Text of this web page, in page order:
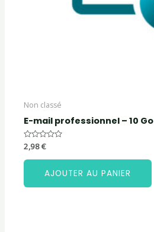
Non classé
E-mail professionnel – 10 Go
Note
0
sur
2,98€
AJOUTER AU PANIER